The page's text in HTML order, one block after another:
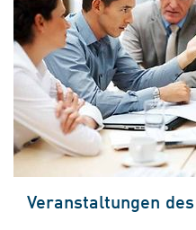
Veranstaltungen